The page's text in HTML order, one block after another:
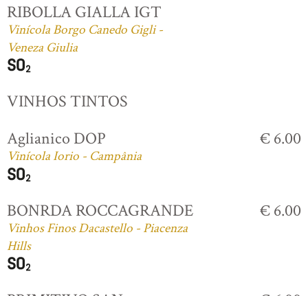
RIBOLLA GIALLA IGT
Vinícola Borgo Canedo Gigli -
Veneza Giulia
VINHOS TINTOS
Aglianico DOP
Vinícola Iorio - Campânia
€ 6.00
BONRDA ROCCAGRANDE
Vinhos Finos Dacastello - Piacenza
Hills
€ 6.00